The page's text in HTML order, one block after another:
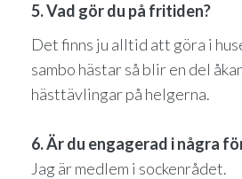
5. Vad gör du på fritiden?
Det finns ju alltid att göra i
sambo hästar så blir en del
hästtävlingar på helgerna.
6. Är du engagerad i några
Jag är medlem i sockenrådet.